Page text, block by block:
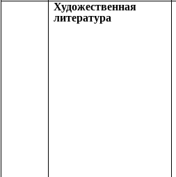
Художественная
литература